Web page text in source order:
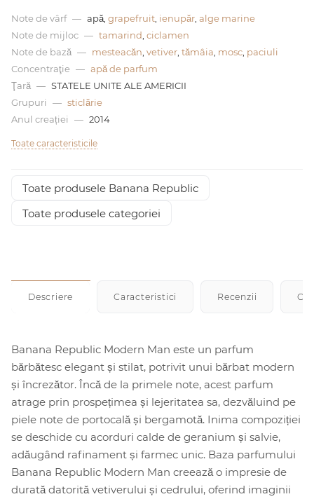
de lei
Note de vârf — apă, grapefruit ienupăr alge marine
Note de mijloc — tamarind ciclamen
Note de bază — mesteacăn vetiver tămâia mosc paciuli
Concentraţie — apă de parfum
Ţară — STATELE UNITE ALE AMERICII
Grupuri
— sticlărie
Anul creației
— 2014
Toate caracteristicile
Toate produsele Banana Republic
Toate produsele categoriei
Descriere Caracteristici Recenzii
Banana Republic Modern Man este un parfum
bărbătesc elegant și stilat, potrivit unui bărbat modern
și încrezător. Încă de la primele note, acest parfum
atrage prin prospețimea și lejeritatea sa, dezvăluind pe
piele note de portocală și bergamotă. Inima compoziției
se deschide cu acorduri calde de geranium și salvie,
adăugând rafinament și farmec unic. Baza parfumului
Banana Republic Modern Man creează o impresie de
durată datorită vetiverului și cedrului, oferind imaginii